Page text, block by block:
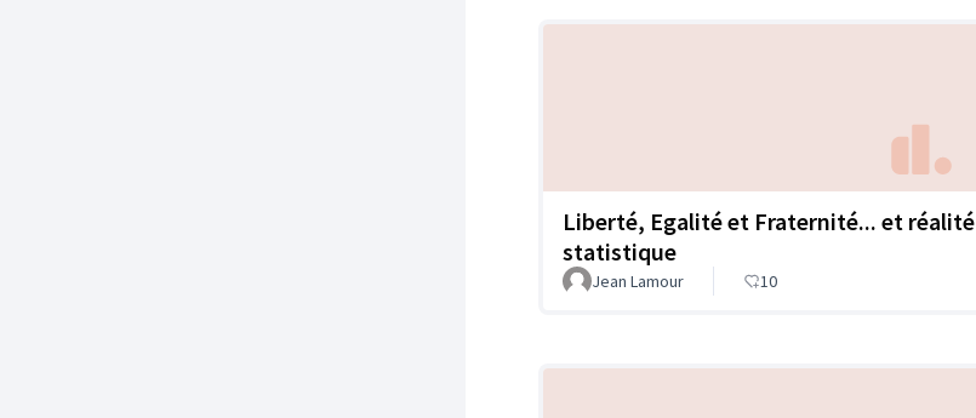
Liberté, Egalité et Fraternité... et réalité
statistique
Jean Lamour 10